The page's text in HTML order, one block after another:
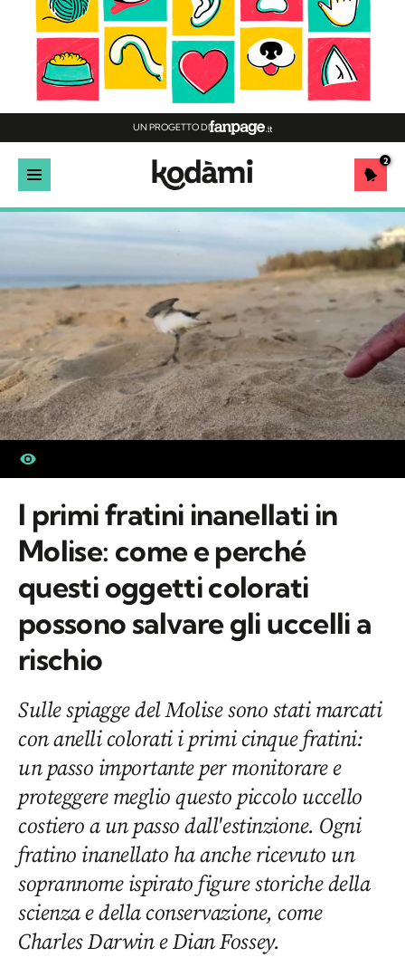
UN PROGETTO DI
2
I primi fratini inanellati in
Molise: come e perché
questi oggetti colorati
possono salvare gli uccelli a
rischio
Sulle spiagge del Molise sono stati marcati
con anelli colorati i primi cinque fratini:
un passo importante per monitorare e
proteggere meglio questo piccolo uccello
costiero a un passo dall'estinzione. Ogni
fratino inanellato ha anche ricevuto un
soprannome ispirato figure storiche della
scienza e della conservazione, come
Charles Darwin e Dian Fossey.